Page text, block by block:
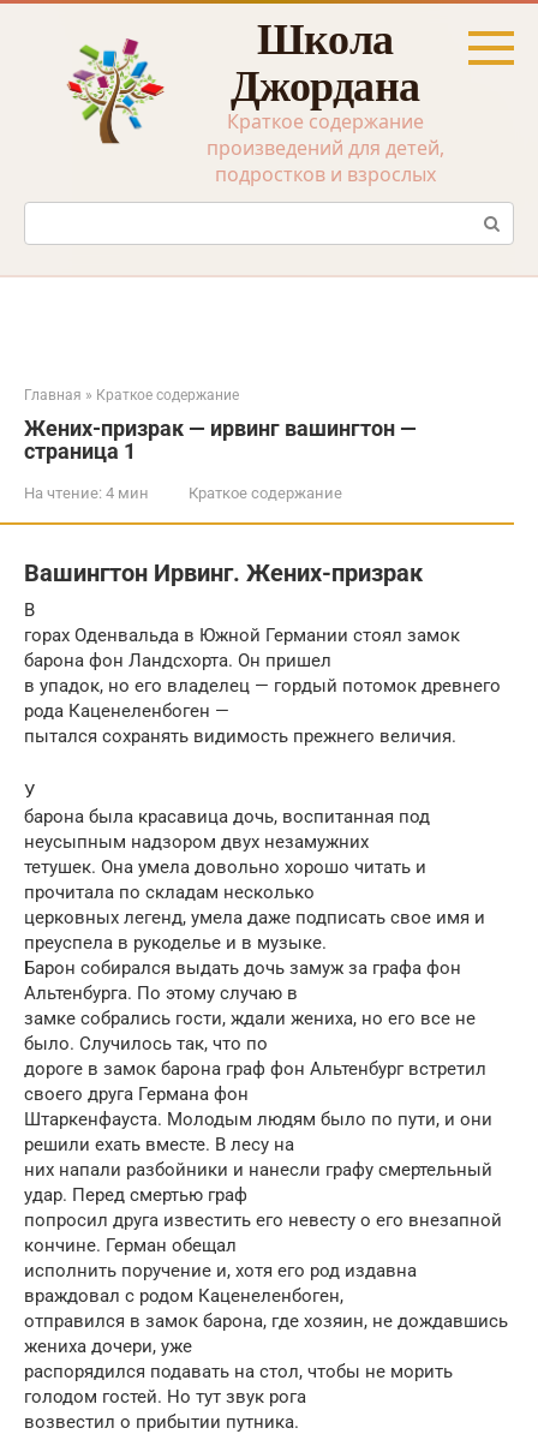
Перейти
Школа
Джордана
Краткое содержание
произведений для детей,
подростков и взрослых
Поиск:
Главная » Краткое содержание
Жених-призрак — ирвинг вашингтон —
страница 1
На чтение: 4 мин Краткое содержание
Вашингтон Ирвинг. Жених-призрак
В
горах Оденвальда в Южной Германии стоял замок
барона фон Ландсхорта. Он пришел
в упадок, но его владелец — гордый потомок древнего
рода Каценеленбоген —
пытался сохранять видимость прежнего величия.
У
барона была красавица дочь, воспитанная под
неусыпным надзором двух незамужних
тетушек. Она умела довольно хорошо читать и
прочитала по складам несколько
церковных легенд, умела даже подписать свое имя и
преуспела в рукоделье и в музыке.
Барон собирался выдать дочь замуж за графа фон
Альтенбурга. По этому случаю в
замке собрались гости, ждали жениха, но его все не
было. Случилось так, что по
дороге в замок барона граф фон Альтенбург встретил
своего друга Германа фон
Штаркенфауста. Молодым людям было по пути, и они
решили ехать вместе. В лесу на
них напали разбойники и нанесли графу смертельный
удар. Перед смертью граф
попросил друга известить его невесту о его внезапной
кончине. Герман обещал
исполнить поручение и, хотя его род издавна
враждовал с родом Каценеленбоген,
отправился в замок барона, где хозяин, не дождавшись
жениха дочери, уже
распорядился подавать на стол, чтобы не морить
голодом гостей. Но тут звук рога
возвестил о прибытии путника.